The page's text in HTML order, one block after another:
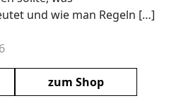
und wie man Regeln […]
zum Shop